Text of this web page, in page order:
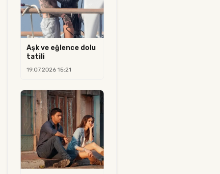
Aşk ve eğlence dolu
tatili
19.07.2026 15:21